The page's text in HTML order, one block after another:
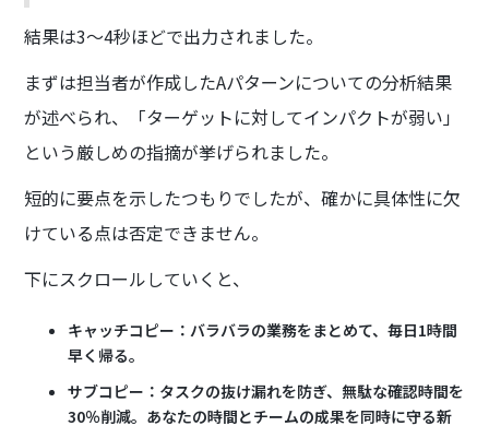
結果は3〜4秒ほどで出力されました。
まずは担当者が作成したAパターンについての分析結果
が述べられ、「ターゲットに対してインパクトが弱い」
という厳しめの指摘が挙げられました。
短的に要点を示したつもりでしたが、確かに具体性に欠
けている点は否定できません。
下にスクロールしていくと、
キャッチコピー：バラバラの業務をまとめて、毎日1時間
早く帰る。
サブコピー：タスクの抜け漏れを防ぎ、無駄な確認時間を
30％削減。あなたの時間とチームの成果を同時に守る新